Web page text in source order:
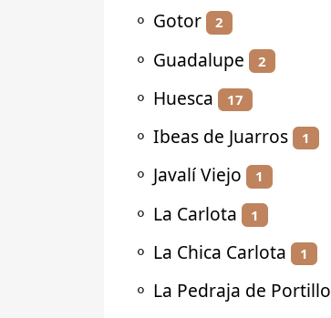
⚬ Gotor 2
⚬ Guadalupe 2
⚬ Huesca 17
⚬ Ibeas de Juarros 1
⚬ Javalí Viejo 1
⚬ La Carlota 1
⚬ La Chica Carlota 1
⚬ La Pedraja de Portillo